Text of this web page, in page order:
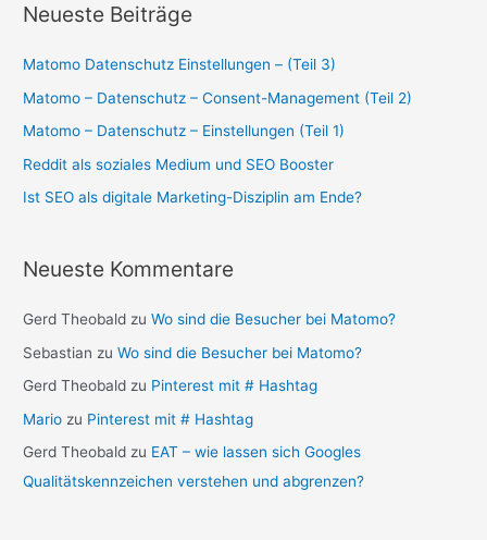
Neueste Beiträge
Matomo Datenschutz Einstellungen – (Teil 3)
Matomo – Datenschutz – Consent-Management (Teil 2)
Matomo – Datenschutz – Einstellungen (Teil 1)
Reddit als soziales Medium und SEO Booster
Ist SEO als digitale Marketing-Disziplin am Ende?
Neueste Kommentare
Gerd Theobald zuWo sind die Besucher bei Matomo?
Sebastian zuWo sind die Besucher bei Matomo?
Gerd Theobald zu Pinterest mit # Hashtag
Mario zu Pinterest mit # Hashtag
Gerd Theobald zu EAT – wie lassen sich Googles
Qualitätskennzeichen verstehen und abgrenzen?